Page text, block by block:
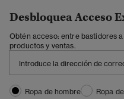
Desbloquea Acceso
Obtén acceso: entre bastidores
productos y ventas.
Ropa de hombre
Ropa